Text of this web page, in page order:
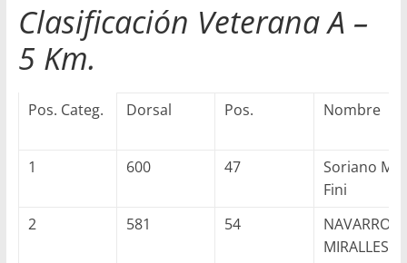
Pasión
por
nuestro
Clasificación Veterana A –
5 Km.
Pos. Categ. Dorsal Pos. Nombre
1 600 47
Soriano
Fini
2
581 54
NAVARRO
MIRALLES,